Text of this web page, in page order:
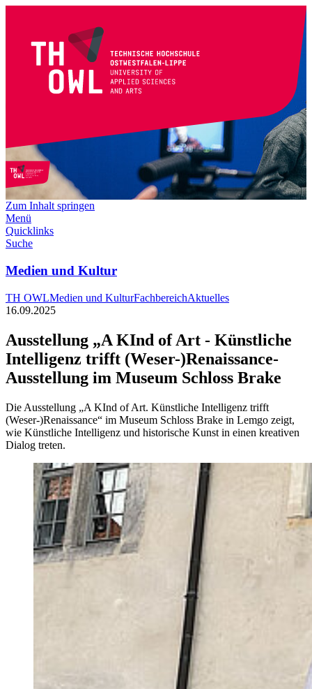
Zum Inhalt springen
Menü
Quicklinks
Suche
Medien und Kultur
TH OWLMedien und KulturFachbereichAktuelles
16.09.2025
Ausstellung „A KInd of Art - Künstliche
Intelligenz trifft (Weser-)Renaissance-
Ausstellung im Museum Schloss Brake
Die Ausstellung „A KInd of Art. Künstliche Intelligenz trifft
(Weser-)Renaissance“ im Museum Schloss Brake in Lemgo zeigt,
wie Künstliche Intelligenz und historische Kunst in einen kreativen
Dialog treten.